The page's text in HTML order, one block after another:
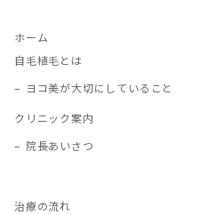
ホーム
自毛植毛とは
ヨコ美が大切にしていること
クリニック案内
院長あいさつ
治療の流れ